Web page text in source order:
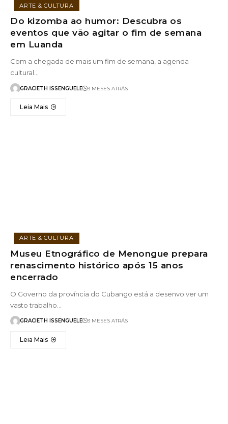
ARTE & CULTURA
Do kizomba ao humor: Descubra os
eventos que vão agitar o fim de semana
em Luanda
Com a chegada de mais um fim de semana, a agenda
cultural…
GRACIETH ISSENGUELE 3 MESES ATRÁS
Leia Mais
ARTE & CULTURA
Museu Etnográfico de Menongue prepara
renascimento histórico após 15 anos
encerrado
O Governo da província do Cubango está a desenvolver um
vasto trabalho…
GRACIETH ISSENGUELE 3 MESES ATRÁS
Leia Mais